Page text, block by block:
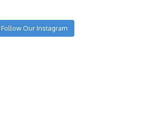
Follow Our Instagram